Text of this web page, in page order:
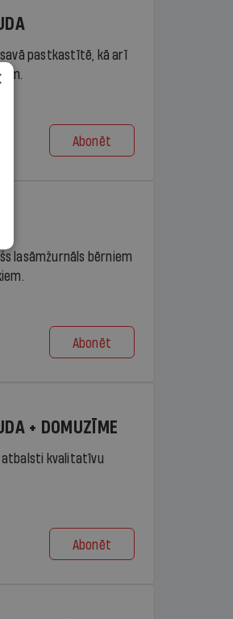
savā pastkastītē, kā arī
Abonēt
lasāmžurnāls bērniem
Abonēt
+ DOMUZĪME
atbalsti kvalitatīvu
Abonēt